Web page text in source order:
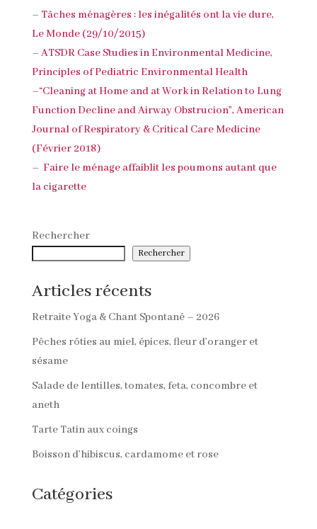
– Tâches ménagères : les inégalités ont la vie dure,
Le Monde (29/10/2015)
– ATSDR Case Studies in Environmental Medicine,
Principles of Pediatric Environmental Health
–“Cleaning at Home and at Work in Relation to Lung
Function Decline and Airway Obstrucion”, American
Journal of Respiratory & Critical Care Medicine
(Février 2018)
– Faire le ménage affaiblit les poumons autant que
la cigarette
Rechercher
Rechercher
Articles récents
Retraite Yoga & Chant Spontané – 2026
Pêches rôties au miel, épices, fleur d’oranger et
sésame
Salade de lentilles, tomates, feta, concombre et
aneth
Tarte Tatin aux coings
Boisson d’hibiscus, cardamome et rose
Catégories